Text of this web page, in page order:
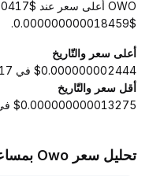
$0.000000000018459.
أعلى سعر والتّاريخ
$0.000000002444 في 17 يونيو 2025
أقل سعر والتّاريخ
$0.000000000013275 في 3 مارس 2026
تحليل سعر Owo بمساعدة TradeGPT